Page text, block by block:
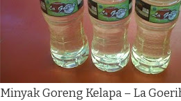
Minyak Goreng Kelapa – La